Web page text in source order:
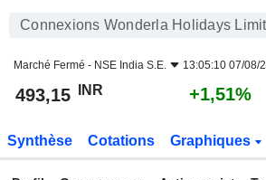
Connexions Wonderla Holidays
Marché Fermé - NSE India S.E. 13:05:10 07/08/
493,15 INR +1,51%
Synthèse Cotations Graphiques